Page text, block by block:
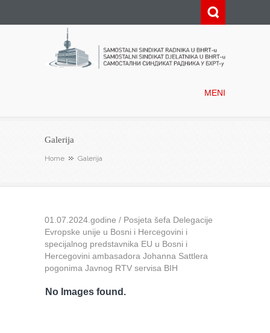
MENI
Galerija
Home Galerija
01.07.2024.godine / Posjeta šefa Delegacije
Evropske unije u Bosni i Hercegovini i
specijalnog predstavnika EU u Bosni i
Hercegovini ambasadora Johanna Sattlera
pogonima Javnog RTV servisa BIH
No Images found.